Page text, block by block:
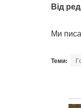
Від
Ми
Теми: